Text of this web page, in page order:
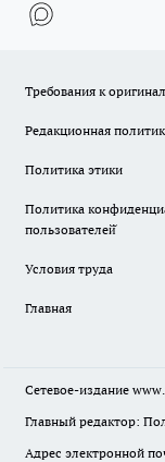
Требования к
Редакционная
Политика этики
Политика
пользователей̆
Условия труда
Главная
Сетевое-издание
Главный редактор:
Адрес электронной